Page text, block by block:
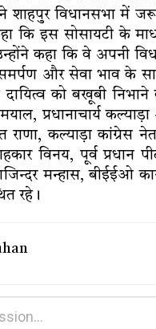
शाहपुर विधानसभा में
कि इस सोसायटी के
कहा कि वे अपनी
और सेवा भाव के
को बखूबी निभाने
प्रधानाचार्य
राणा, कल्याड़ा कांग्रेस
विनय, पूर्व प्रधान
मन्हास, बीईईओ
रहे।